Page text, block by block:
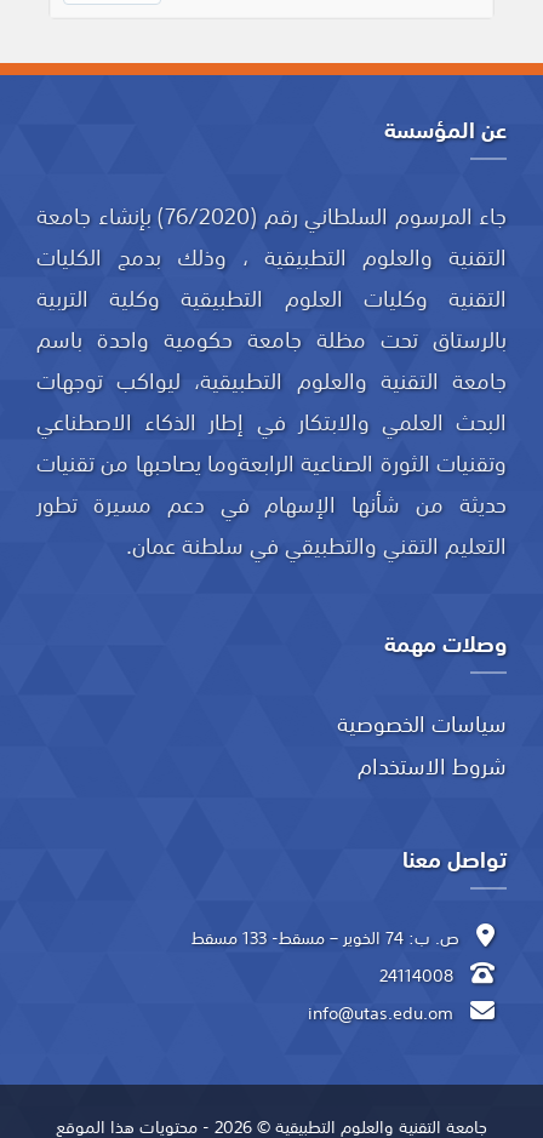
عن المؤسسة
جاء المرسوم السلطاني رقم (76/2020) بإنشاء جامعة
التقنية والعلوم التطبيقية ، وذلك بدمج الكليات
التقنية وكليات العلوم التطبيقية وكلية التربية
بالرستاق تحت مظلة جامعة حكومية واحدة باسم
جامعة التقنية والعلوم التطبيقية، ليواكب توجهات
البحث العلمي والابتكار في إطار الذكاء الاصطناعي
وتقنيات الثورة الصناعية الرابعةوما يصاحبها من تقنيات
حديثة من شأنها الإسهام في دعم مسيرة تطور
التعليم التقني والتطبيقي في سلطنة عمان.
وصلات مهمة
سياسات الخصوصية
شروط الاستخدام
تواصل معنا
ص. ب: 74 الخوير – مسقط- 133 مسقط
24114008
جامعة التقنية والعلوم التطبيقية © 2026 - محتويات هذا الموقع